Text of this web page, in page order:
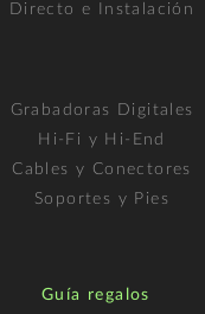
Directo e Instalación
Grabadoras Digitales
Hi-Fi y Hi-End
Cables y Conectores
Soportes y Pies
Guía regalos